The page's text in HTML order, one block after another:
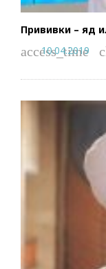
Прививки – яд
access_time
10.04.2019